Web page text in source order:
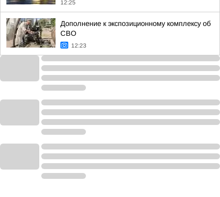
12:25
Дополнение к экспозиционному комплексу об
СВО
12:23